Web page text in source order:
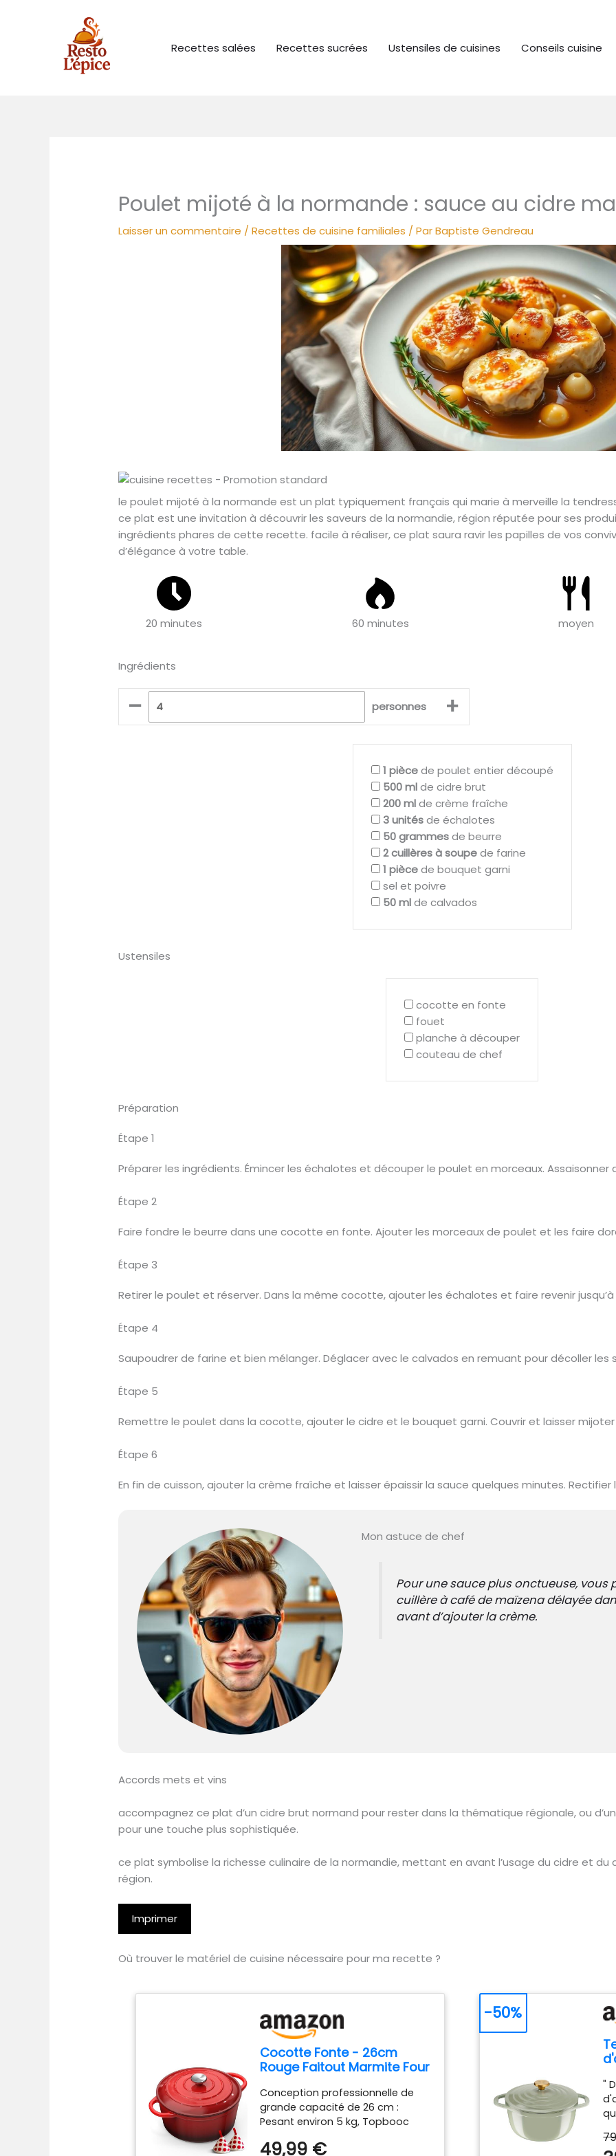
Recettes salées Recettes sucrées Ustensiles de cuisines Conseils cuisine
Poulet mijoté à la normande : sauce au cidre
Laisser un commentaire /Recettes de cuisine familiales / ParBaptiste Gendreau
le poulet mijoté à la normande est un plat typiquement français qui marie à merveille la
ce plat est une invitation à découvrir les saveurs de la normandie, région réputée pour ses
ingrédients phares de cette recette. facile à réaliser, ce plat saura ravir les papilles de vos
d’élégance à votre table.
20 minutes 60 minutes moyen
Ingrédients
– personnes +
1 piècede poulet entier découpé
500 mlde cidre brut
200 mlde crème fraîche
3 unitésde échalotes
50 grammesde beurre
2 cuillères à soupede farine
1 piècede bouquet garni
sel et poivre
50 mlde calvados
Ustensiles
cocotte en fonte
fouet
planche à découper
couteau de chef
Préparation
Étape 1
Préparer les ingrédients. Émincer les échalotes et découper le poulet en morceaux. Assaisonner
Étape 2
Faire fondre le beurre dans une cocotte en fonte. Ajouter les morceaux de poulet et les faire
Étape 3
Retirer le poulet et réserver. Dans la même cocotte, ajouter les échalotes et faire revenir
Étape 4
Saupoudrer de farine et bien mélanger. Déglacer avec le calvados en remuant pour décoller les
Étape 5
Remettre le poulet dans la cocotte, ajouter le cidre et le bouquet garni. Couvrir et laisser
Étape 6
En fin de cuisson, ajouter la crème fraîche et laisser épaissir la sauce quelques minutes. Rectifier
Mon astuce de chef
Pour une sauce plus onctueuse, vous
cuillère à café de maïzena délayée
avant d’ajouter la crème.
Accords mets et vins
accompagnez ce plat d’un cidre brut normand pour rester dans la thématique régionale, ou
pour une touche plus sophistiquée.
ce plat symbolise la richesse culinaire de la normandie, mettant en avant l’usage du cidre et du
région.
Imprimer
Où trouver le matériel de cuisine nécessaire pour ma recette ?
Cocotte Fonte - 26cm
Rouge Faitout Marmite Four
Topbooc 5L Dutch Oven
Émaillée Compatible
Induction, Gaz, Four,
Casserole pour Braiser
Conception professionnelle de
grande capacité de 26 cm :
Pesant environ 5 kg, Topbooc
cm de diamètre et de profondeur
49,99 €
"
-50%